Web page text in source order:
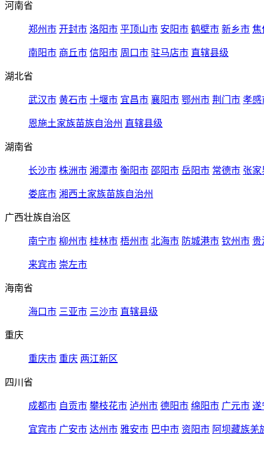
河南省
郑州市 开封市 洛阳市 平顶山市 安阳市 鹤壁市 新乡市 焦
南阳市 商丘市 信阳市 周口市 驻马店市 直辖县级
湖北省
武汉市 黄石市 十堰市 宜昌市 襄阳市 鄂州市 荆门市 孝感
恩施土家族苗族自治州 直辖县级
湖南省
长沙市 株洲市 湘潭市 衡阳市 邵阳市 岳阳市 常德市 张家
娄底市 湘西土家族苗族自治州
广西壮族自治区
南宁市 柳州市 桂林市 梧州市 北海市 防城港市 钦州市 贵
来宾市 崇左市
海南省
海口市 三亚市 三沙市 直辖县级
重庆
重庆市 重庆 两江新区
四川省
成都市 自贡市 攀枝花市 泸州市 德阳市 绵阳市 广元市 遂
宜宾市 广安市 达州市 雅安市 巴中市 资阳市 阿坝藏族羌